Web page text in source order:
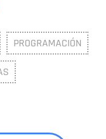
PROGRAMACIÓN